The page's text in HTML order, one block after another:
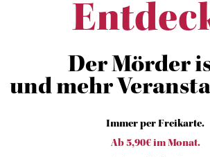
Der Mörder
und mehr
Immer per Freikarte.
Ab 5,90€ im Monat.